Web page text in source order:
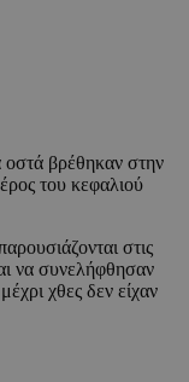
οστά βρέθηκαν στην
του κεφαλιού
στις
να συνελήφθησαν
χθες δεν είχαν